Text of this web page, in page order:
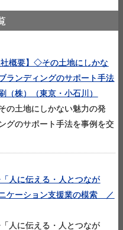
概要】◇その土地にしかな
ランディングのサポート手法
（株）（東京・小石川）
の土地にしかない魅力の発
グのサポート手法を事例を交
人に伝える・人とつなが
ケーション支援業の模索 ／
人に伝える・人とつなが